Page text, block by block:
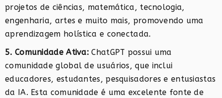
projetos de ciências, matemática, tecnologia,
engenharia, artes e muito mais, promovendo uma
aprendizagem holística e conectada.
5. Comunidade Ativa: ChatGPT possui uma
comunidade global de usuários, que inclui
educadores, estudantes, pesquisadores e entusiastas
da IA. Esta comunidade é uma excelente fonte de